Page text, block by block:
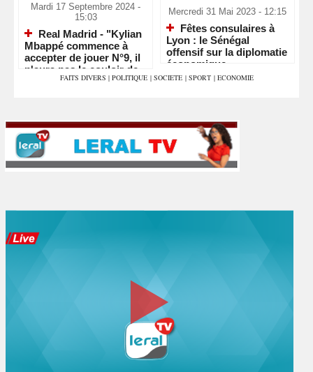
Mardi 17 Septembre 2024 -
15:03
Real Madrid - "Kylian
Mbappé commence à
accepter de jouer N°9, il
n'aura pas le couloir de
Vinicius"
Mercredi 31 Mai 2023 - 12:15
Fêtes consulaires à
Lyon : le Sénégal
offensif sur la diplomatie
économique
FAITS DIVERS | POLITIQUE | SOCIETE | SPORT | ECONOMIE